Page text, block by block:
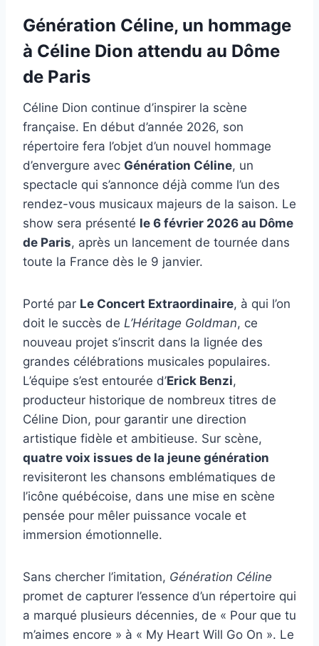
Génération Céline, un hommage
à Céline Dion attendu au Dôme
de Paris
Céline Dion continue d’inspirer la scène
française. En début d’année 2026, son
répertoire fera l’objet d’un nouvel hommage
d’envergure avec Génération Céline, un
spectacle qui s’annonce déjà comme l’un des
rendez-vous musicaux majeurs de la saison. Le
show sera présenté le 6 février 2026 au Dôme
de Paris, après un lancement de tournée dans
toute la France dès le 9 janvier.
Porté par Le Concert Extraordinaire, à qui l’on
doit le succès de L’Héritage Goldman, ce
nouveau projet s’inscrit dans la lignée des
grandes célébrations musicales populaires.
L’équipe s’est entourée d’Erick Benzi,
producteur historique de nombreux titres de
Céline Dion, pour garantir une direction
artistique fidèle et ambitieuse. Sur scène,
quatre voix issues de la jeune génération
revisiteront les chansons emblématiques de
l’icône québécoise, dans une mise en scène
pensée pour mêler puissance vocale et
immersion émotionnelle.
Sans chercher l’imitation, Génération Céline
promet de capturer l’essence d’un répertoire qui
a marqué plusieurs décennies, de « Pour que tu
m’aimes encore » à « My Heart Will Go On ». Le